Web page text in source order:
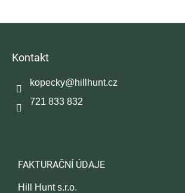
Kontakt
kopecky@hillhunt.cz
721 833 832
FAKTURAČNÍ ÚDAJE
Hill Hunt s.r.o.